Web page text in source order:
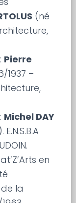
(né
Pierre
1937 –
Michel DAY
en
la